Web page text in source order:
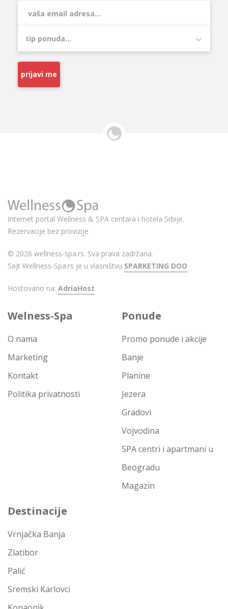
prijavi me
Internet portal Wellness & SPA centara i hotela Srbije.
Rezervacije bez provizije
© 2026 wellness-spa.rs. Sva prava zadržana.
Sajt Wellness-Spa.rs je u vlasništvu SPARKETING DOO
Hostovano na: AdriaHost
Welness-Spa
O nama
Marketing
Kontakt
Politika privatnosti
Ponude
Promo ponude i akcije
Banje
Planine
Jezera
Gradovi
Vojvodina
SPA centri i apartmani u
Beogradu
Magazin
Destinacije
Vrnjačka Banja
Zlatibor
Palić
Sremski Karlovci